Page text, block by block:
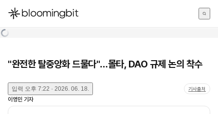
한국어
"완전한 탈중앙화 드물다"…몰타, DAO 규제 논의 착수
입력 오후 7:22 · 2026. 06. 18. 기사출처
이영민 기자